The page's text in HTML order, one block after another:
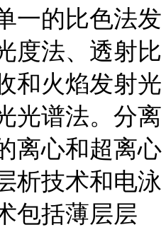
一的比色法发
度法、透射比
和火焰发射光
光谱法。分离
离心和超离心
析技术和电泳
包括薄层层